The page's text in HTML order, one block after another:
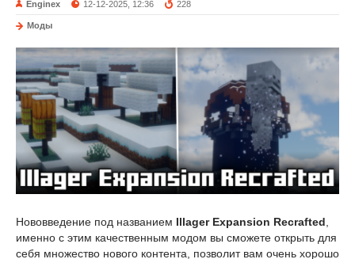
Enginex 12-12-2025, 12:36 228
Моды
Нововведение под названием Illager Expansion Recrafted
именно с этим качественным модом вы сможете открыть для
себя множество нового контента, позволит вам очень хорошо